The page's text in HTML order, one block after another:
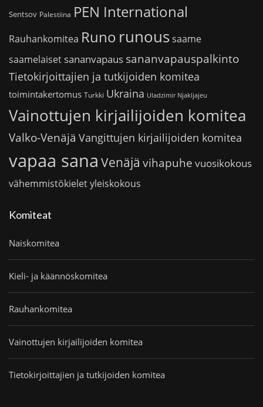
Sentsov Palestiina PEN International
Rauhankomitea Runo runoussaame
saamelaiset sananvapaus sananvapauspalkinto
Tietokirjoittajien ja tutkijoiden komitea
toimintakertomus Turkki Ukraina Uladzimir Njakljajeu
Vainottujen kirjailijoiden komitea
Valko-Venäjä Vangittujen kirjailijoiden komitea
vapaa sana Venäjä vihapuhe vuosikokous
vähemmistökieletyleiskokous
Komiteat
Naiskomitea
Kieli- ja käännöskomitea
Rauhankomitea
Vainottujen kirjailijoiden komitea
Tietokirjoittajien ja tutkijoiden komitea